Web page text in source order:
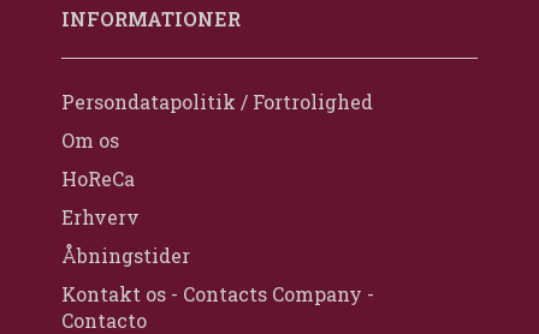
INFORMATIONER
Persondatapolitik / Fortrolighed
Om os
HoReCa
Erhverv
Åbningstider
Kontakt os - Contacts Company -
Contacto